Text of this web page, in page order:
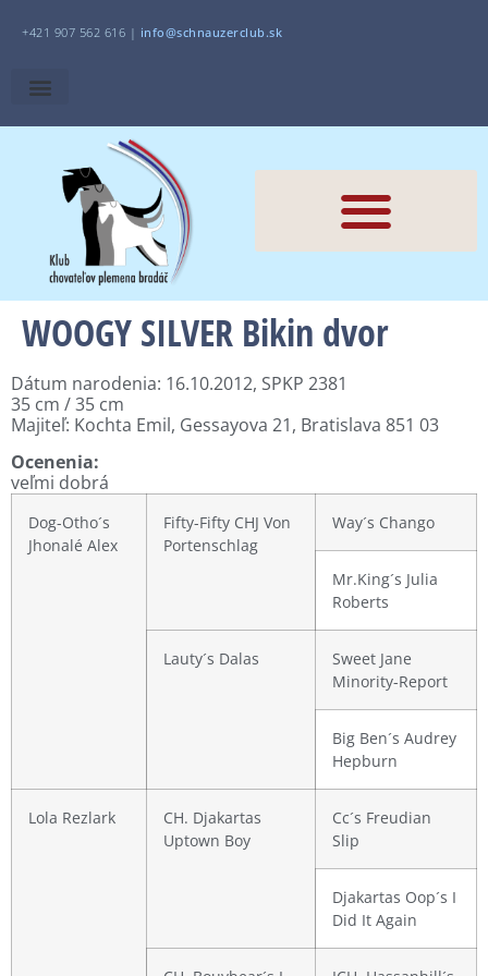
+421 907 562 616 | info@schnauzerclub.sk
WOOGY SILVER Bikin dvor
Dátum narodenia: 16.10.2012, SPKP 2381
35 cm / 35 cm
Majiteľ: Kochta Emil, Gessayova 21, Bratislava 851 03
Ocenenia:
veľmi dobrá
Dog-Otho´s
Jhonalé Alex
Fifty-Fifty CHJ Von
Portenschlag
Way´s Chango
Mr.King´s Julia
Roberts
Lauty´s Dalas
Sweet Jane
Minority-Report
Big Ben´s Audrey
Hepburn
Lola Rezlark
CH. Djakartas
Uptown Boy
Cc´s Freudian
Slip
Djakartas Oop´s I
Did It Again